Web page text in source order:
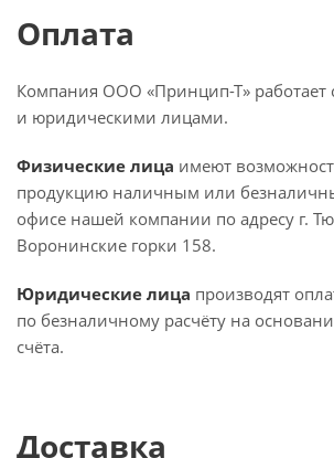
Оплата
Компания ООО «Принцип-Т» работает
и юридическими лицами.
Физические лица имеют
продукцию наличным или
офисе нашей компании по адресу г.
Воронинские горки 158.
Юридические лица производят
по безналичному расчёту на
счёта.
Доставка